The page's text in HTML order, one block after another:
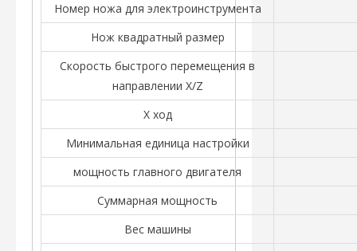
Номер ножа для электроинструмента
Нож квадратный размер
Скорость быстрого перемещения в
направлении X/Z
Х ход
Минимальная единица настройки
мощность главного двигателя
Суммарная мощность
Вес машины